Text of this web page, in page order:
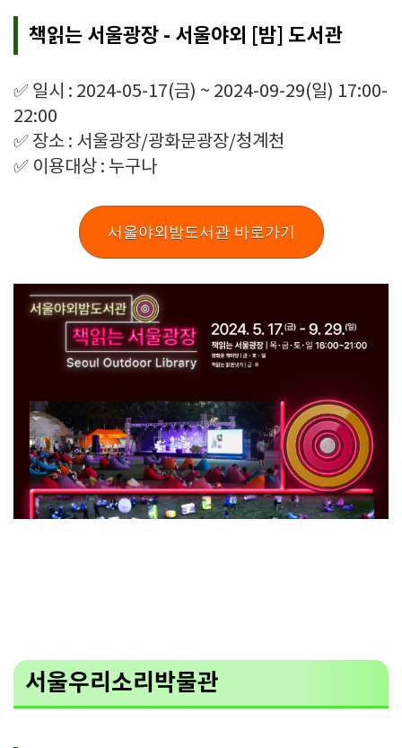
책읽는 서울광장 - 서울야외 [밤] 도서관
✅ 일시 : 2024-05-17(금) ~ 2024-09-29(일) 17:00-
22:00
✅ 장소 : 서울광장/광화문광장/청계천
✅ 이용대상 : 누구나
서울야외밤도서관 바로가기
서울우리소리박물관